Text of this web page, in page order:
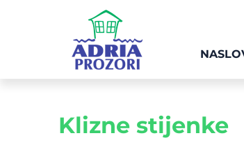
Klizne stijenke